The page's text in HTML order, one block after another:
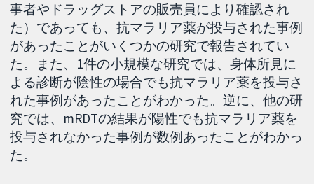
事者やドラッグストアの販売員により確認され
た）であっても、抗マラリア薬が投与された事例
があったことがいくつかの研究で報告されてい
た。また、1件の小規模な研究では、身体所見に
よる診断が陰性の場合でも抗マラリア薬を投与さ
れた事例があったことがわかった。逆に、他の研
究では、mRDTの結果が陽性でも抗マラリア薬を
投与されなかった事例が数例あったことがわかっ
た。